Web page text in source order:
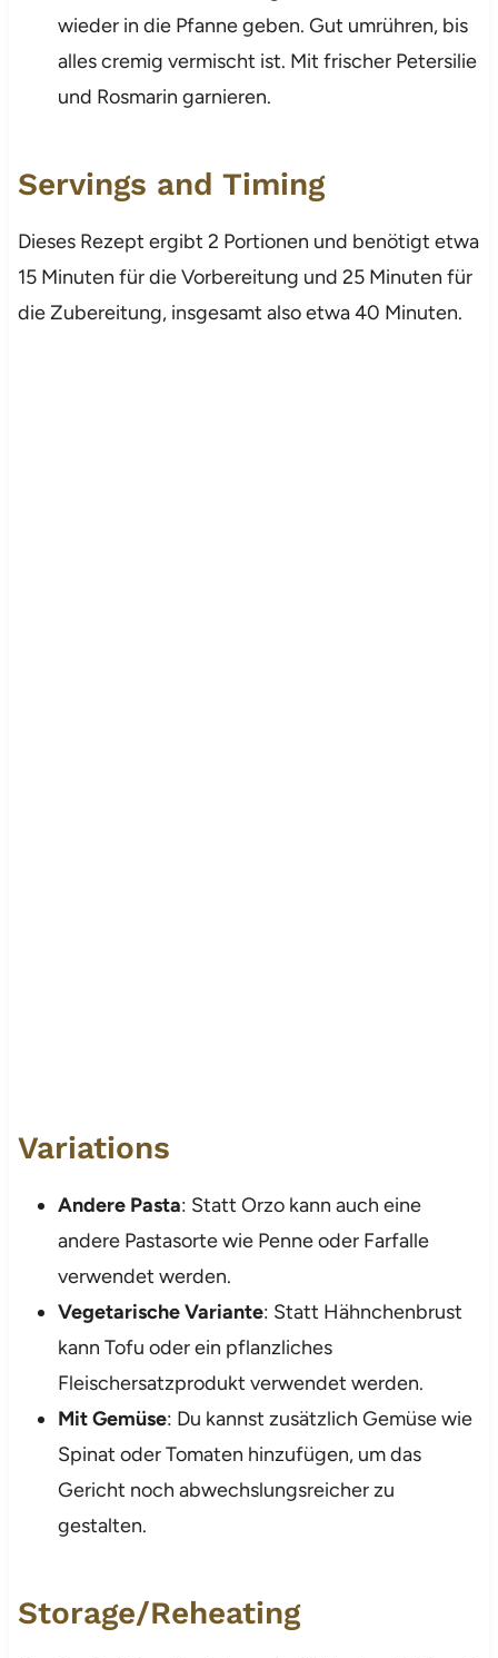
wieder in die Pfanne geben. Gut umrühren, bis
alles cremig vermischt ist. Mit frischer Petersilie
und Rosmarin garnieren.
Servings and Timing
Dieses Rezept ergibt 2 Portionen und benötigt etwa
15 Minuten für die Vorbereitung und 25 Minuten für
die Zubereitung, insgesamt also etwa 40 Minuten.
Variations
Andere Pasta: Statt Orzo kann auch eine
andere Pastasorte wie Penne oder Farfalle
verwendet werden.
Vegetarische Variante: Statt Hähnchenbrust
kann Tofu oder ein pflanzliches
Fleischersatzprodukt verwendet werden.
Mit Gemüse: Du kannst zusätzlich Gemüse wie
Spinat oder Tomaten hinzufügen, um das
Gericht noch abwechslungsreicher zu
gestalten.
Storage/Reheating